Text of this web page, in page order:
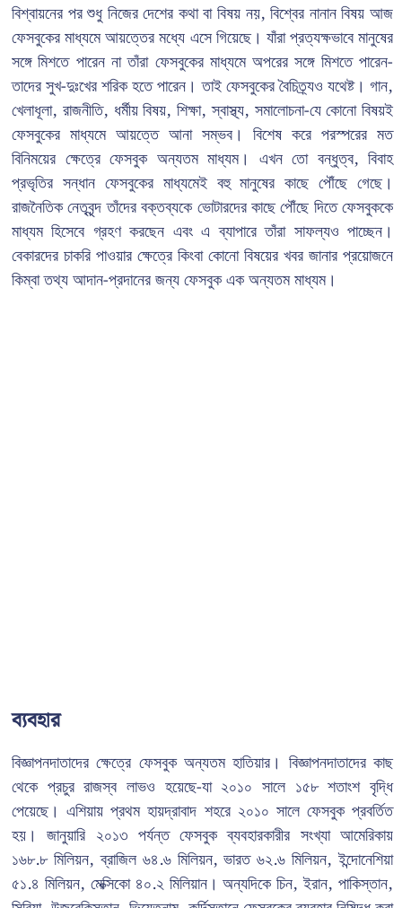
বিশ্বায়নের পর শুধু নিজের দেশের কথা বা বিষয় নয়, বিশ্বের নানান বিষয় আজ
ফেসবুকের মাধ্যমে আয়ত্তের মধ্যে এসে গিয়েছে। যাঁরা প্রত্যক্ষভাবে মানুষের
সঙ্গে মিশতে পারেন না তাঁরা ফেসবুকের মাধ্যমে অপরের সঙ্গে মিশতে পারেন-
তাদের সুখ-দুঃখের শরিক হতে পারেন। তাই ফেসবুকের বৈচিত্র্যও যথেষ্ট। গান,
খেলাধূলা, রাজনীতি, ধর্মীয় বিষয়, শিক্ষা, স্বাস্থ্য, সমালোচনা-যে কোনো বিষয়ই
ফেসবুকের মাধ্যমে আয়ত্তে আনা সম্ভব। বিশেষ করে পরস্পরের মত
বিনিময়ের ক্ষেত্রে ফেসবুক অন্যতম মাধ্যম। এখন তো বন্ধুত্ব, বিবাহ
প্রভৃতির সন্ধান ফেসবুকের মাধ্যমেই বহু মানুষের কাছে পৌঁছে গেছে।
রাজনৈতিক নেতৃবৃন্দ তাঁদের বক্তব্যকে ভোটারদের কাছে পৌঁছে দিতে ফেসবুককে
মাধ্যম হিসেবে গ্রহণ করছেন এবং এ ব্যাপারে তাঁরা সাফল্যও পাচ্ছেন।
বেকারদের চাকরি পাওয়ার ক্ষেত্রে কিংবা কোনো বিষয়ের খবর জানার প্রয়োজনে
কিম্বা তথ্য আদান-প্রদানের জন্য ফেসবুক এক অন্যতম মাধ্যম।
ব্যবহার
বিজ্ঞাপনদাতাদের ক্ষেত্রে ফেসবুক অন্যতম হাতিয়ার। বিজ্ঞাপনদাতাদের কাছ
থেকে প্রচুর রাজস্ব লাভও হয়েছে-যা ২০১০ সালে ১৫৮ শতাংশ বৃদ্ধি
পেয়েছে। এশিয়ায় প্রথম হায়দ্রাবাদ শহরে ২০১০ সালে ফেসবুক প্রবর্তিত
হয়। জানুয়ারি ২০১৩ পর্যন্ত ফেসবুক ব্যবহারকারীর সংখ্যা আমেরিকায়
১৬৮.৮ মিলিয়ন, ব্রাজিল ৬৪.৬ মিলিয়ন, ভারত ৬২.৬ মিলিয়ন, ইন্দোনেশিয়া
৫১.৪ মিলিয়ন, মেক্সিকো ৪০.২ মিলিয়ান। অন্যদিকে চিন, ইরান, পাকিস্তান,